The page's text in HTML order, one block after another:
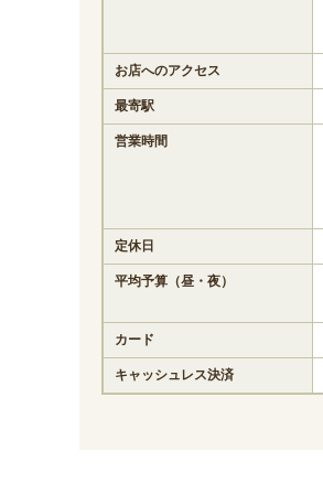
お店へのアクセス
最寄駅
営業時間
定休日
平均予算（昼・夜）
カード
キャッシュレス決済